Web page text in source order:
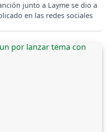
junto a Layme se dio a
en las redes sociales